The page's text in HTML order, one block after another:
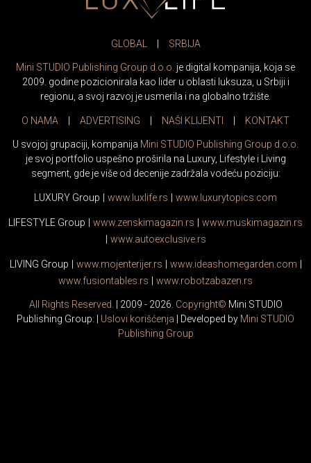
GLOBAL SRBIJA
Mini STUDIO Publishing Group d.o.o. je digital kompanija, koja se
2009. godine pozicionirala kao lider u oblasti luksuza, u Srbiji i
regionu, a svoj razvoj je usmerila i na globalno tržište.
O NAMA ADVERTISING NAŠI KLIJENTI KONTAKT
U svojoj grupaciji, kompanija Mini STUDIO Publishing Group d.o.o.
je svoj portfolio uspešno proširila na Luxury, Lifestyle i Living
segment, gde je više od decenije zadržala vodeću poziciju:
LUXURY Group www. luxlife .rs www. luxurytopics .com
LIFESTYLE Group www. zenskimagazin.rs www. muskimagazin.rs
www. autoexclusive.rs
LIVING Group www. mojenterijer.rs www. ideashomegarden.com
www. fusiontables .rs www. robotzabazen .rs
All Rights Reserved. | 2009 - 2026. Copyright© Mini STUDIO
Publishing Group. | Uslovi korišćenja | Developed by Mini STUDIO
Publishing Group